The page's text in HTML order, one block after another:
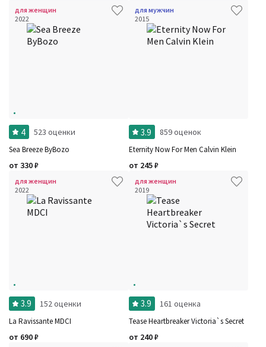
для женщин
2022
4 523 оценки
Sea Breeze ByBozo
от 330₽
для мужчин
2015
3.9 859 оценок
Eternity Now For Men Calvin Klein
от 245₽
для женщин
2022
3.9 152 оценки
La Ravissante MDCI
от 690₽
для женщин
2019
3.9 161 оценка
Tease Heartbreaker Victoria`s Secret
от 240₽